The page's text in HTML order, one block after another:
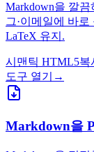
Markdown을 깔
그·이메일에 바
LaTeX 유지.
시맨틱 HTML5복
도구 열기 →
Markdown을